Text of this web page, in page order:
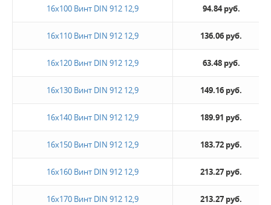
16х100 Винт DIN 912 12,9 94.84 руб.
16х110 Винт DIN 912 12,9 136.06 руб.
16х120 Винт DIN 912 12,9 63.48 руб.
16х130 Винт DIN 912 12,9 149.16 руб.
16х140 Винт DIN 912 12,9 189.91 руб.
16х150 Винт DIN 912 12,9 183.72 руб.
16х160 Винт DIN 912 12,9 213.27 руб.
16х170 Винт DIN 912 12,9 213.27 руб.